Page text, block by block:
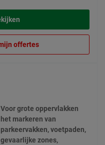
offertes
Voor grote oppervlakken
het markeren van
parkeervakken, voetpaden,
gevaarlijke zones,